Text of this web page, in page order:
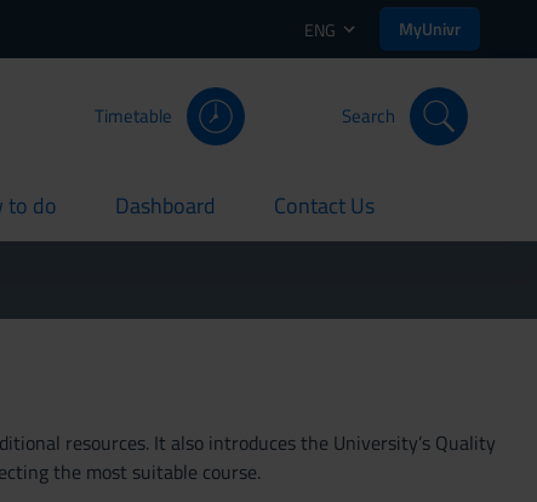
ENG MyUnivr
Timetable Search
to do Dashboard
current Contact Us
current
resources. It also introduces the University’s Quality
the most suitable course.